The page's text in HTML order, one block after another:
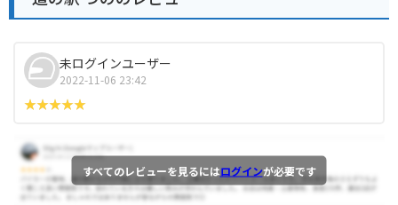
未ログインユーザー
2022-11-06 23:42
すべてのレビューを見るにはログインが必要です